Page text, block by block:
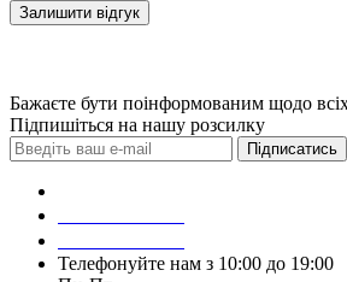
Залишити відгук
Бажаєте бути поінформованим щодо
Підпишіться на нашу розсилку
Підписатись
Телефонуйте нам з 10:00 до 19:00